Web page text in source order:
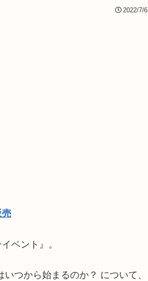
2022/7/6
売
ベント』。
つから始まるのか？ について、